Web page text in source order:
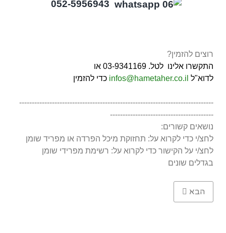
רוצים להזמין?
התקשרו אלינו לטל. 03-9341169 או
לדוא"ל infos@hametaher.co.il כדי להזמין
-----------------------------------------------------------------------------
-----------------------------------------
נושאים קשורים:
לחצ/י כדי לקרוא על: תחזוקת מיכל הפרדה או מפריד שומן
לחצ/י על הקישור כדי לקרוא על: רשימת מפרידי שומן
בגדלים שונים
Next article: מפריד שומן 130 ליטר תת-כריורי
הבא